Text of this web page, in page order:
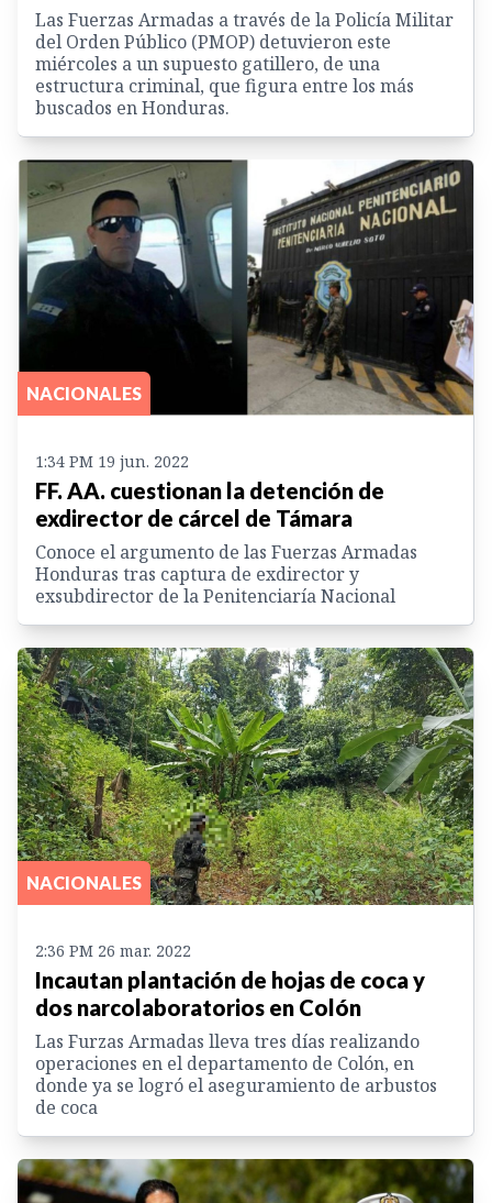
Las Fuerzas Armadas a través de la Policía Militar
del Orden Público (PMOP) detuvieron este
miércoles a un supuesto gatillero, de una
estructura criminal, que figura entre los más
buscados en Honduras.
NACIONALES
1:34 PM 19 jun. 2022
FF. AA. cuestionan la detención de
exdirector de cárcel de Támara
Conoce el argumento de las Fuerzas Armadas
Honduras tras captura de exdirector y
exsubdirector de la Penitenciaría Nacional
NACIONALES
2:36 PM 26 mar. 2022
Incautan plantación de hojas de coca y
dos narcolaboratorios en Colón
Las Furzas Armadas lleva tres días realizando
operaciones en el departamento de Colón, en
donde ya se logró el aseguramiento de arbustos
de coca